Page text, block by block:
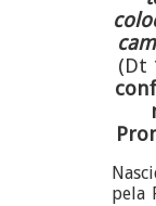
(Dt
pela